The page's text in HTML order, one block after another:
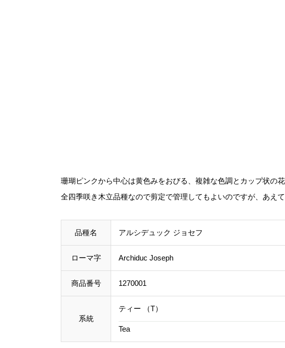
珊瑚ピンクから中心は黄色みをおびる、複雑な色調とカップ状の
全四季咲き木立品種なので剪定で管理してもよいのですが、あえ
品種名 アルシデュック ジョセフ
ローマ字 Archiduc Joseph
商品番号 1270001
系統
ティー （T）
Tea